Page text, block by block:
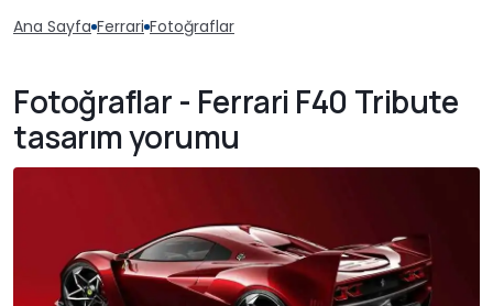
Ana Sayfa Ferrari Fotoğraflar
Fotoğraflar - Ferrari F40 Tribute
tasarım yorumu